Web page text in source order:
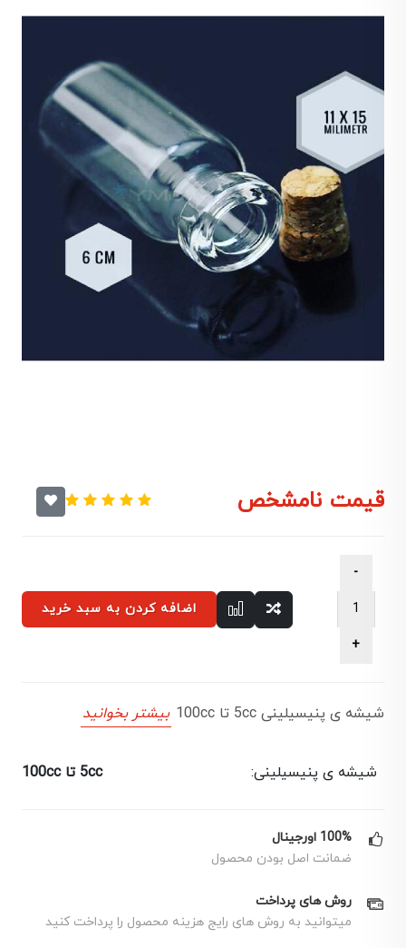
قیمت نامشخص
اضافه کردن به سبد خرید
شیشه ی پنیسیلینی 5cc تا 100cc بیشتر بخوانید
شیشه ی پنیسیلینی: 5cc تا 100cc
100% اورجینال
ضمانت اصل بودن محصول
روش های پرداخت
میتوانید به روش های رایج هزینه محصول را پرداخت کنید